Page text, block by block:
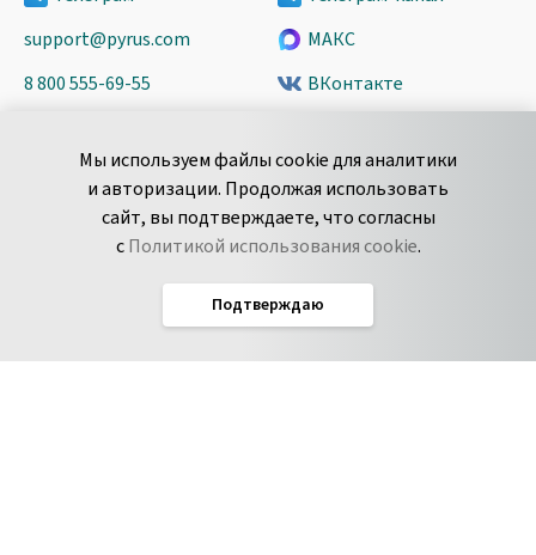
Мы используем файлы cookie для аналитики
и авторизации. Продолжая использовать
сайт, вы подтверждаете, что согласны
сПолитикой использования cookie.
Подтверждаю
support@pyrus.com
8 800 555-69-55
пн-пт с 9 до 18 часов (Мск)
Сообщить об
уязвимости
МАКС
ВКонтакте
Spark
Дзен
Соглашение об обработке данных